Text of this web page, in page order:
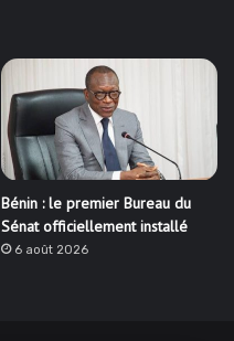
Bénin : le premier Bureau du
Sénat officiellement installé
6 août 2026